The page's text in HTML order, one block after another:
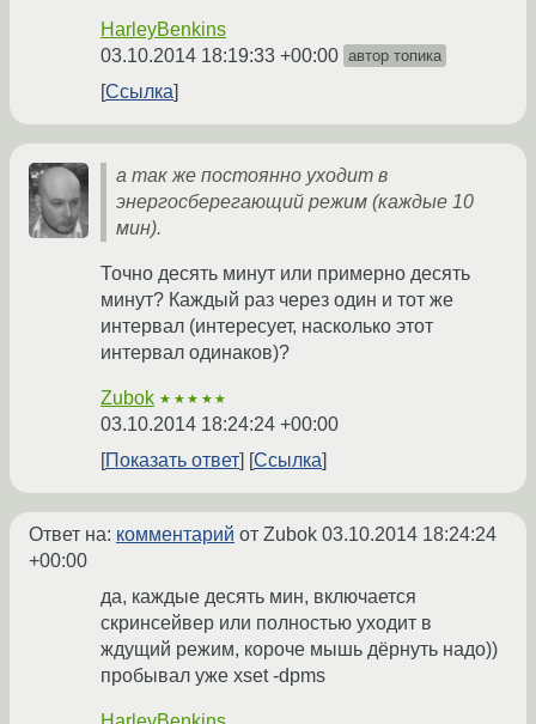
HarleyBenkins
03.10.2014 18:19:33 +00:00 автор топика
Ссылка
а так же постоянно уходит в
энергосберегающий режим (каждые 10
мин).
Точно десять минут или примерно десять
минут? Каждый раз через один и тот же
интервал (интересует, насколько этот
интервал одинаков)?
Zubok ★★★★★
03.10.2014 18:24:24 +00:00
Показать ответ
Ссылка
Ответ на: комментарий от Zubok 03.10.2014 18:24:24
+00:00
да, каждые десять мин, включается
скринсейвер или полностью уходит в
ждущий режим, короче мышь дёрнуть надо))
пробывал уже xset -dpms